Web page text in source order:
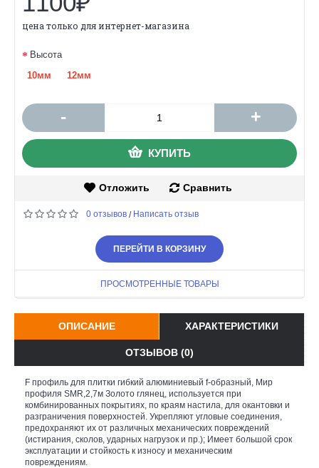
цена только для интернет-магазина
Высота
10мм
12мм
- +
КУПИТЬ
Отложить Сравнить
0 отзывов / Написать отзыв
ПЕРЕЙТИ В КОРЗИНУ
ПРОСМОТРЕННЫЕ ТОВАРЫ
ОПИСАНИЕ ХАРАКТЕРИСТИКИ
ОТЗЫВОВ (0)
F профиль для плитки гибкий алюминиевый f-образный, Мир
профиля SMR,2,7м Золото глянец, используется при
комбинированных покрытиях, по краям настила, для окантовки и
разграничения поверхностей. Укрепляют угловые соединения,
предохраняют их от различных механических повреждений
(истирания, сколов, ударных нагрузок и пр.); Имеет большой срок
эксплуатации и стойкость к износу и механическим
повреждениям.